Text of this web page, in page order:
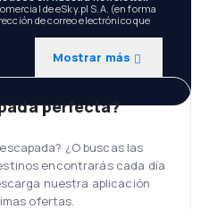
de eSky.pl S.A. (en forma
de correo electrónico que
Mostrar más
perfecta?
¿O buscas las
encontrarás cada día
nuestra aplicación
ofertas.